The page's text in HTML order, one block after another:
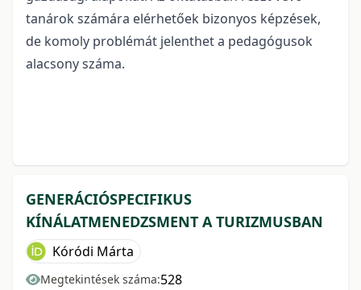
tanárok számára elérhetőek bizonyos képzések,
de komoly problémát jelenthet a pedagógusok
alacsony száma.
GENERÁCIÓSPECIFIKUS
KÍNÁLATMENEDZSMENT A TURIZMUSBAN
Kóródi Márta
Megtekintések száma:528